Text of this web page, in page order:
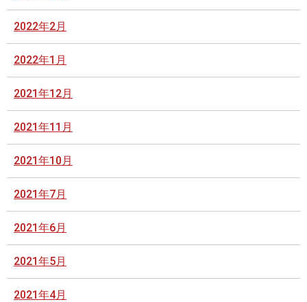
2022年2月
2022年1月
2021年12月
2021年11月
2021年10月
2021年7月
2021年6月
2021年5月
2021年4月